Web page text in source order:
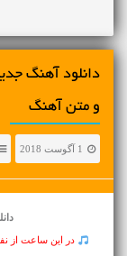
و متن آهنگ
1 آگوست 2018
در این ساعت از